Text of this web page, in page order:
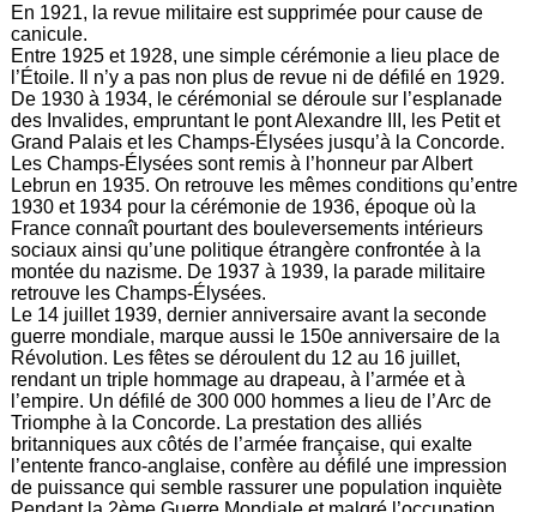
En 1921, la revue militaire est supprimée pour cause de
canicule.
Entre 1925 et 1928, une simple cérémonie a lieu place de
l’Étoile. Il n’y a pas non plus de revue ni de défilé en 1929.
De 1930 à 1934, le cérémonial se déroule sur l’esplanade
des Invalides, empruntant le pont Alexandre III, les Petit et
Grand Palais et les Champs-Élysées jusqu’à la Concorde.
Les Champs-Élysées sont remis à l’honneur par Albert
Lebrun en 1935. On retrouve les mêmes conditions qu’entre
1930 et 1934 pour la cérémonie de 1936, époque où la
France connaît pourtant des bouleversements intérieurs
sociaux ainsi qu’une politique étrangère confrontée à la
montée du nazisme. De 1937 à 1939, la parade militaire
retrouve les Champs-Élysées.
Le 14 juillet 1939, dernier anniversaire avant la seconde
guerre mondiale, marque aussi le 150e anniversaire de la
Révolution. Les fêtes se déroulent du 12 au 16 juillet,
rendant un triple hommage au drapeau, à l’armée et à
l’empire. Un défilé de 300 000 hommes a lieu de l’Arc de
Triomphe à la Concorde. La prestation des alliés
britanniques aux côtés de l’armée française, qui exalte
l’entente franco-anglaise, confère au défilé une impression
de puissance qui semble rassurer une population inquiète